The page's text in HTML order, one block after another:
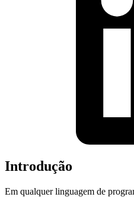
Introdução
Em qualquer linguagem de